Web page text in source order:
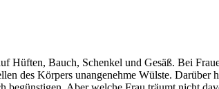
Hüften, Bauch, Schenkel und Gesäß. Bei
des Körpers unangenehme Wülste. Darüber